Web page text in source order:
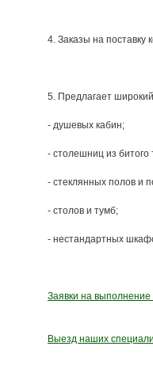
4. Заказы на поставку
5. Предлагает широкий
- душевых кабин;
- столешниц из битого
- стеклянных полов и
- столов и тумб;
- нестандартных
Заявки на
Выезд наших